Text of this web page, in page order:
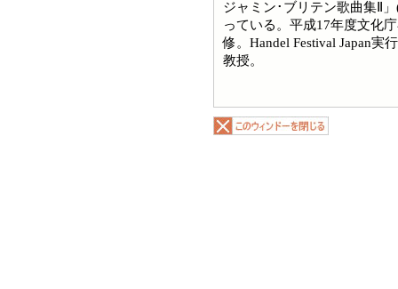
ジャミン･ブリテン歌曲集Ⅱ
っている。平成17年度文化
修。Handel Festival Japan実
教授。